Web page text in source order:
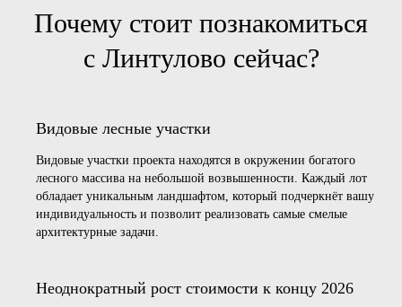
Почему стоит познакомиться
с Линтулово сейчас?
Видовые лесные участки
Видовые участки проекта находятся в окружении богатого
лесного массива на небольшой возвышенности. Каждый лот
обладает уникальным ландшафтом, который подчеркнёт вашу
индивидуальность и позволит реализовать самые смелые
архитектурные задачи.
Неоднократный рост стоимости к концу 2026